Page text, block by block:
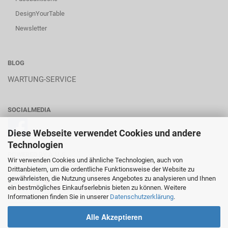
Diese Webseite verwendet Cookies und andere
Technologien
Wir verwenden Cookies und ähnliche Technologien, auch von
Drittanbietern, um die ordentliche Funktionsweise der Website zu
gewährleisten, die Nutzung unseres Angebotes zu analysieren und Ihnen
ein bestmögliches Einkaufserlebnis bieten zu können. Weitere
Informationen finden Sie in unserer Datenschutzerklärung.
Alle Akzeptieren
DesignYourTable
Newsletter
BLOG
WARTUNG-SERVICE
SOCIALMEDIA
________________________